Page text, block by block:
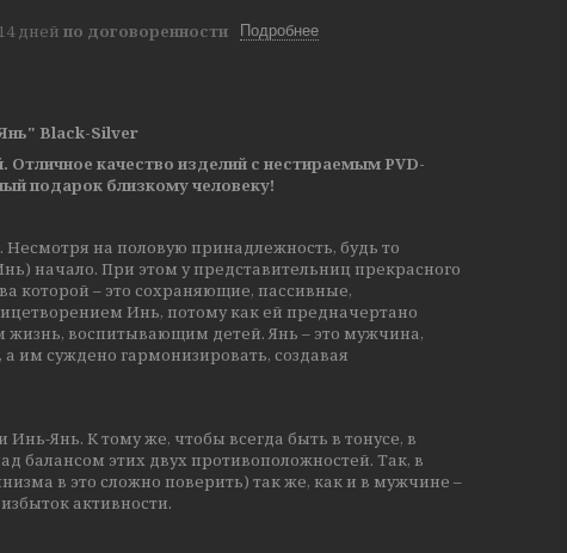
дней по договоренности Подробнее
Black-Silver
качество изделий с нестираемым PVD-
подарок близкому человеку!
на половую принадлежность, будь то
начало. При этом у представительниц прекрасного
которой – это сохраняющие, пассивные,
Инь, потому как ей предначертано
воспитывающим детей. Янь – это мужчина,
им суждено гармонизировать, создавая
Янь. К тому же, чтобы всегда быть в тонусе, в
балансом этих двух противоположностей. Так, в
в это сложно поверить) так же, как и в мужчине –
активности.